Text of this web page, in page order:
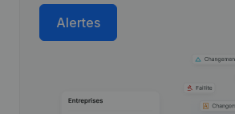
Alertes